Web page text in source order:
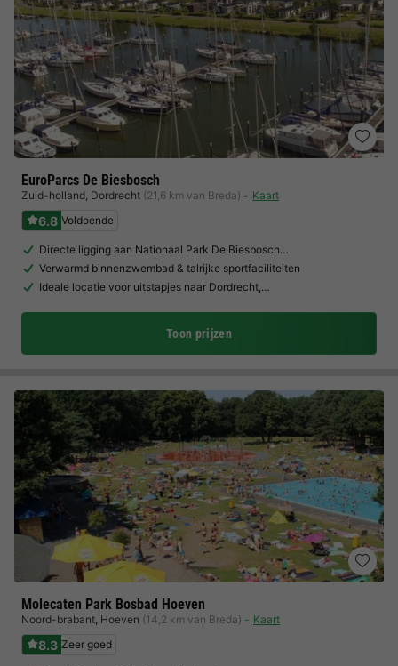
EuroParcs De Biesbosch
Zuid-holland, Dordrecht (21,6 km van Breda) Kaart
6.8 Voldoende
Directe ligging aan Nationaal Park De Biesbosch…
Verwarmd binnenzwembad & talrijke sportfaciliteiten
Ideale locatie voor uitstapjes naar Dordrecht,…
Toon prijzen
Molecaten Park Bosbad Hoeven
Noord-brabant, Hoeven (14,2 km van Breda) Kaart
8.3 Zeer goed